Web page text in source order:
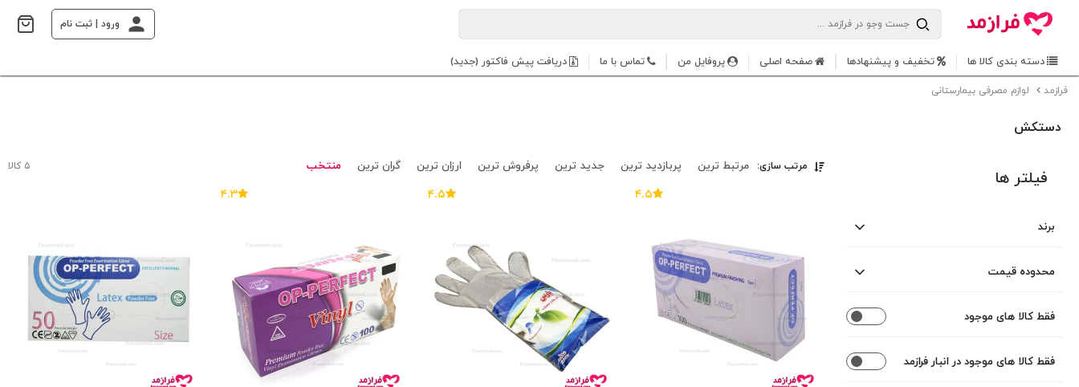
ورود | ثبت نام
دسته بندی کالا ها تخفیف و پیشنهادها صفحه اصلی پروفایل من تماس با ما دریافت پیش فاکتور (جدید)
فرازمد لوازم مصرفی بیمارستانی
دستکش
فیلتر ها
برند
اوپی پرفکت
متفرقه
کسری kasra
محدوده قیمت
فقط کالا های موجود
فقط کالا های موجود در انبار فرازمد
مرتب سازی: مرتبط ترین پربازدید ترین جدید ترین پرفروش ترین ارزان ترین گران ترین منتخب ۵ کالا
۴.۵ ۴.۵ ۴.۳